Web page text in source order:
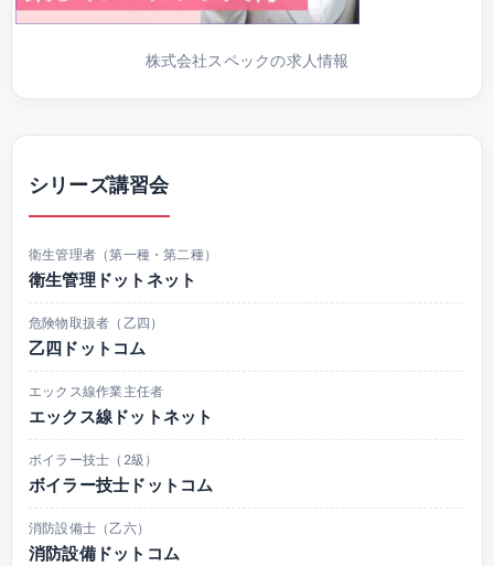
株式会社スペックの求人情報
シリーズ講習会
衛生管理者（第一種・第二種）
衛生管理ドットネット
危険物取扱者（乙四）
乙四ドットコム
エックス線作業主任者
エックス線ドットネット
ボイラー技士（2級）
ボイラー技士ドットコム
消防設備士（乙六）
消防設備ドットコム